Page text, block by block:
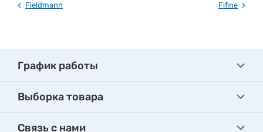
Fieldmann Fifine
График работы
Выборка товара
Связь с нами